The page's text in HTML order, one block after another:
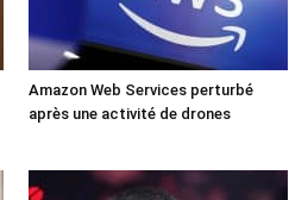
Amazon Web Services perturbé
après une activité de drones